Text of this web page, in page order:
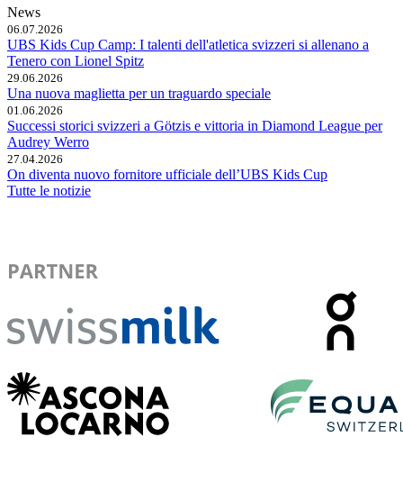
News
06.07.2026
UBS Kids Cup Camp: I talenti dell'atletica svizzeri si allenano a
Tenero con Lionel Spitz
29.06.2026
Una nuova maglietta per un traguardo speciale
01.06.2026
Successi storici svizzeri a Götzis e vittoria in Diamond League per
Audrey Werro
27.04.2026
On diventa nuovo fornitore ufficiale dell’UBS Kids Cup
Tutte le notizie